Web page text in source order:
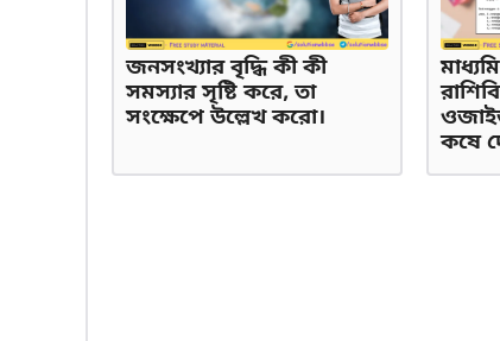
জনসংখ্যার বৃদ্ধি কী কী
সমস্যার সৃষ্টি করে, তা
সংক্ষেপে উল্লেখ করো।
কষে